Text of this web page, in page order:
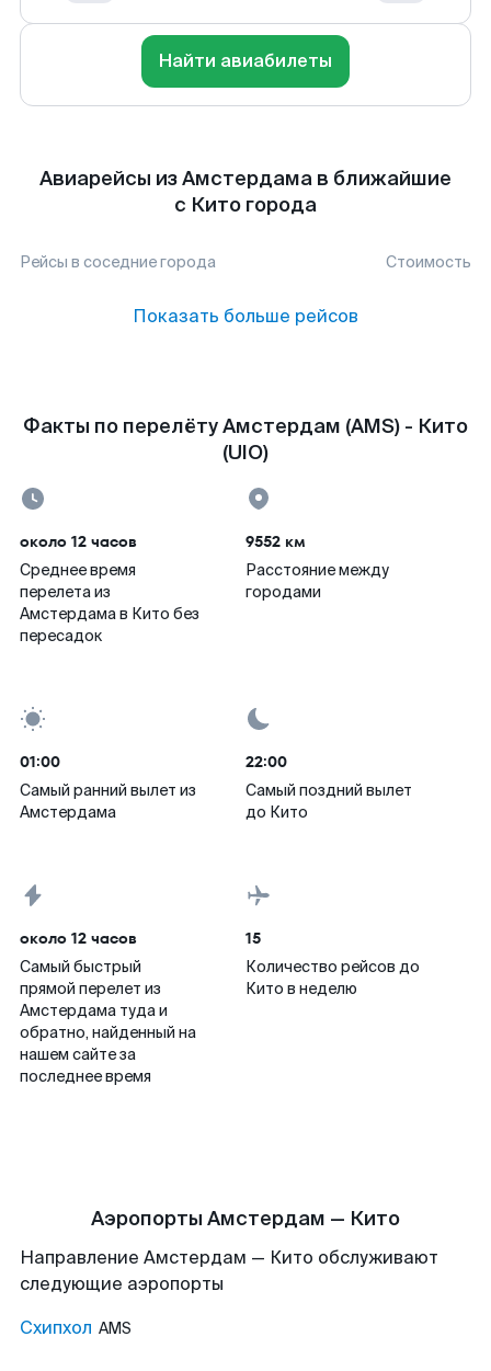
Найти авиабилеты
Авиарейсы из Амстердама в ближайшие
с Кито города
Рейсы в соседние города Стоимость
Показать больше рейсов
Факты по перелёту Амстердам (AMS) - Кито
(UIO)
около 12 часов
Среднее время
перелета из
Амстердама в Кито без
пересадок
9552 км
Расстояние между
городами
01:00
Самый ранний вылет из
Амстердама
22:00
Самый поздний вылет
до Кито
около 12 часов
Самый быстрый
прямой перелет из
Амстердама туда и
обратно, найденный на
нашем сайте за
последнее время
15
Количество рейсов до
Кито в неделю
Аэропорты Амстердам — Кито
Направление Амстердам — Кито обслуживают
следующие аэропорты
Схипхол AMS